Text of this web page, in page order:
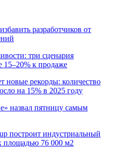
разработчиков от
три сценария
15–20% к продаже
новые рекорды: количество
на 15% в 2025 году
назвал пятницу самым
построит индустриальный
площадью 76 000 м2